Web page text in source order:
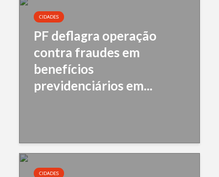
CIDADES
PF deflagra operação
contra fraudes em
benefícios
previdenciários em...
CIDADES